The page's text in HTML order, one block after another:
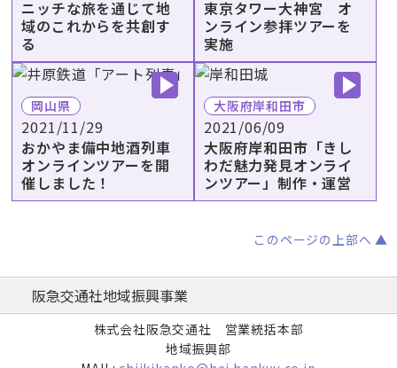
ニッチな旅を通じて地
域のこれからを共創す
る
東京タワー大神宮 オ
ンライン参拝ツアーを
実施
岡山県
2021/11/29
おかやま備中地酒列車
オンラインツアーを開
催しました！
大阪府岸和田市
2021/06/09
大阪府岸和田市「きし
わだ魅力発見オンライ
ンツアー」制作・運営
このページの上部へ ▲
阪急交通社地域振興事業
株式会社阪急交通社 営業統括本部
地域振興部